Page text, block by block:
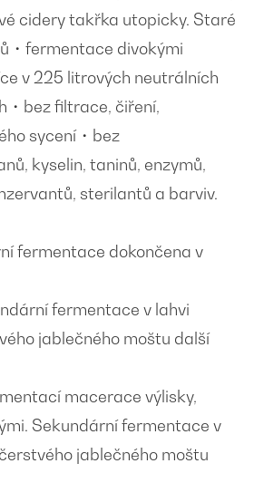
cidery takřka utopicky. Staré
・fermentace divokými
v 225 litrových neutrálních
・bez filtrace, čiření,
sycení・bez
kyselin, taninů, enzymů,
sterilantů a barviv.
fermentace dokončena v
fermentace v lahvi
jablečného moštu další
macerace výlisky,
Sekundární fermentace v
jablečného moštu